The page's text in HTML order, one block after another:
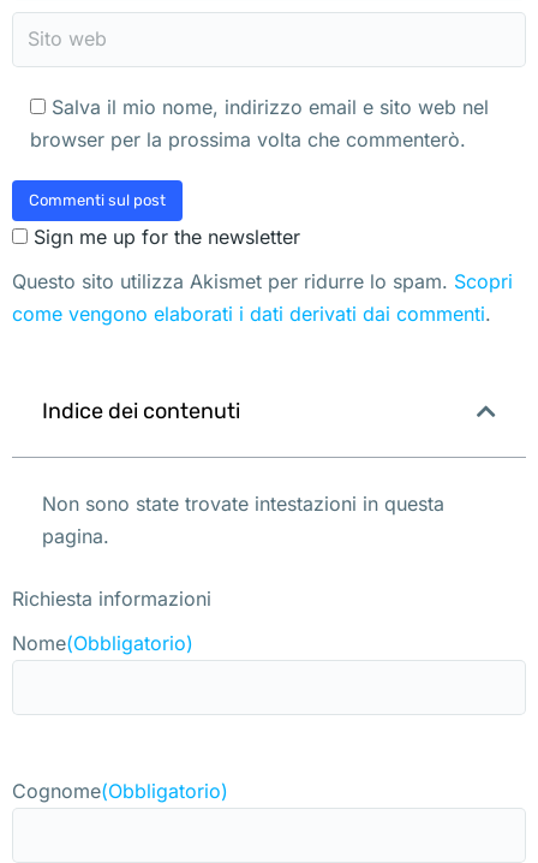
Sito web
Salva il mio nome, indirizzo email e sito web nel
browser per la prossima volta che commenterò.
Commenti sul post
Sign me up for the newsletter
Questo sito utilizza Akismet per ridurre lo spam. Scopri
come vengono elaborati i dati derivati dai commenti.
Indice dei contenuti
Non sono state trovate intestazioni in questa
pagina.
Richiesta informazioni
Nome(Obbligatorio)
Cognome(Obbligatorio)